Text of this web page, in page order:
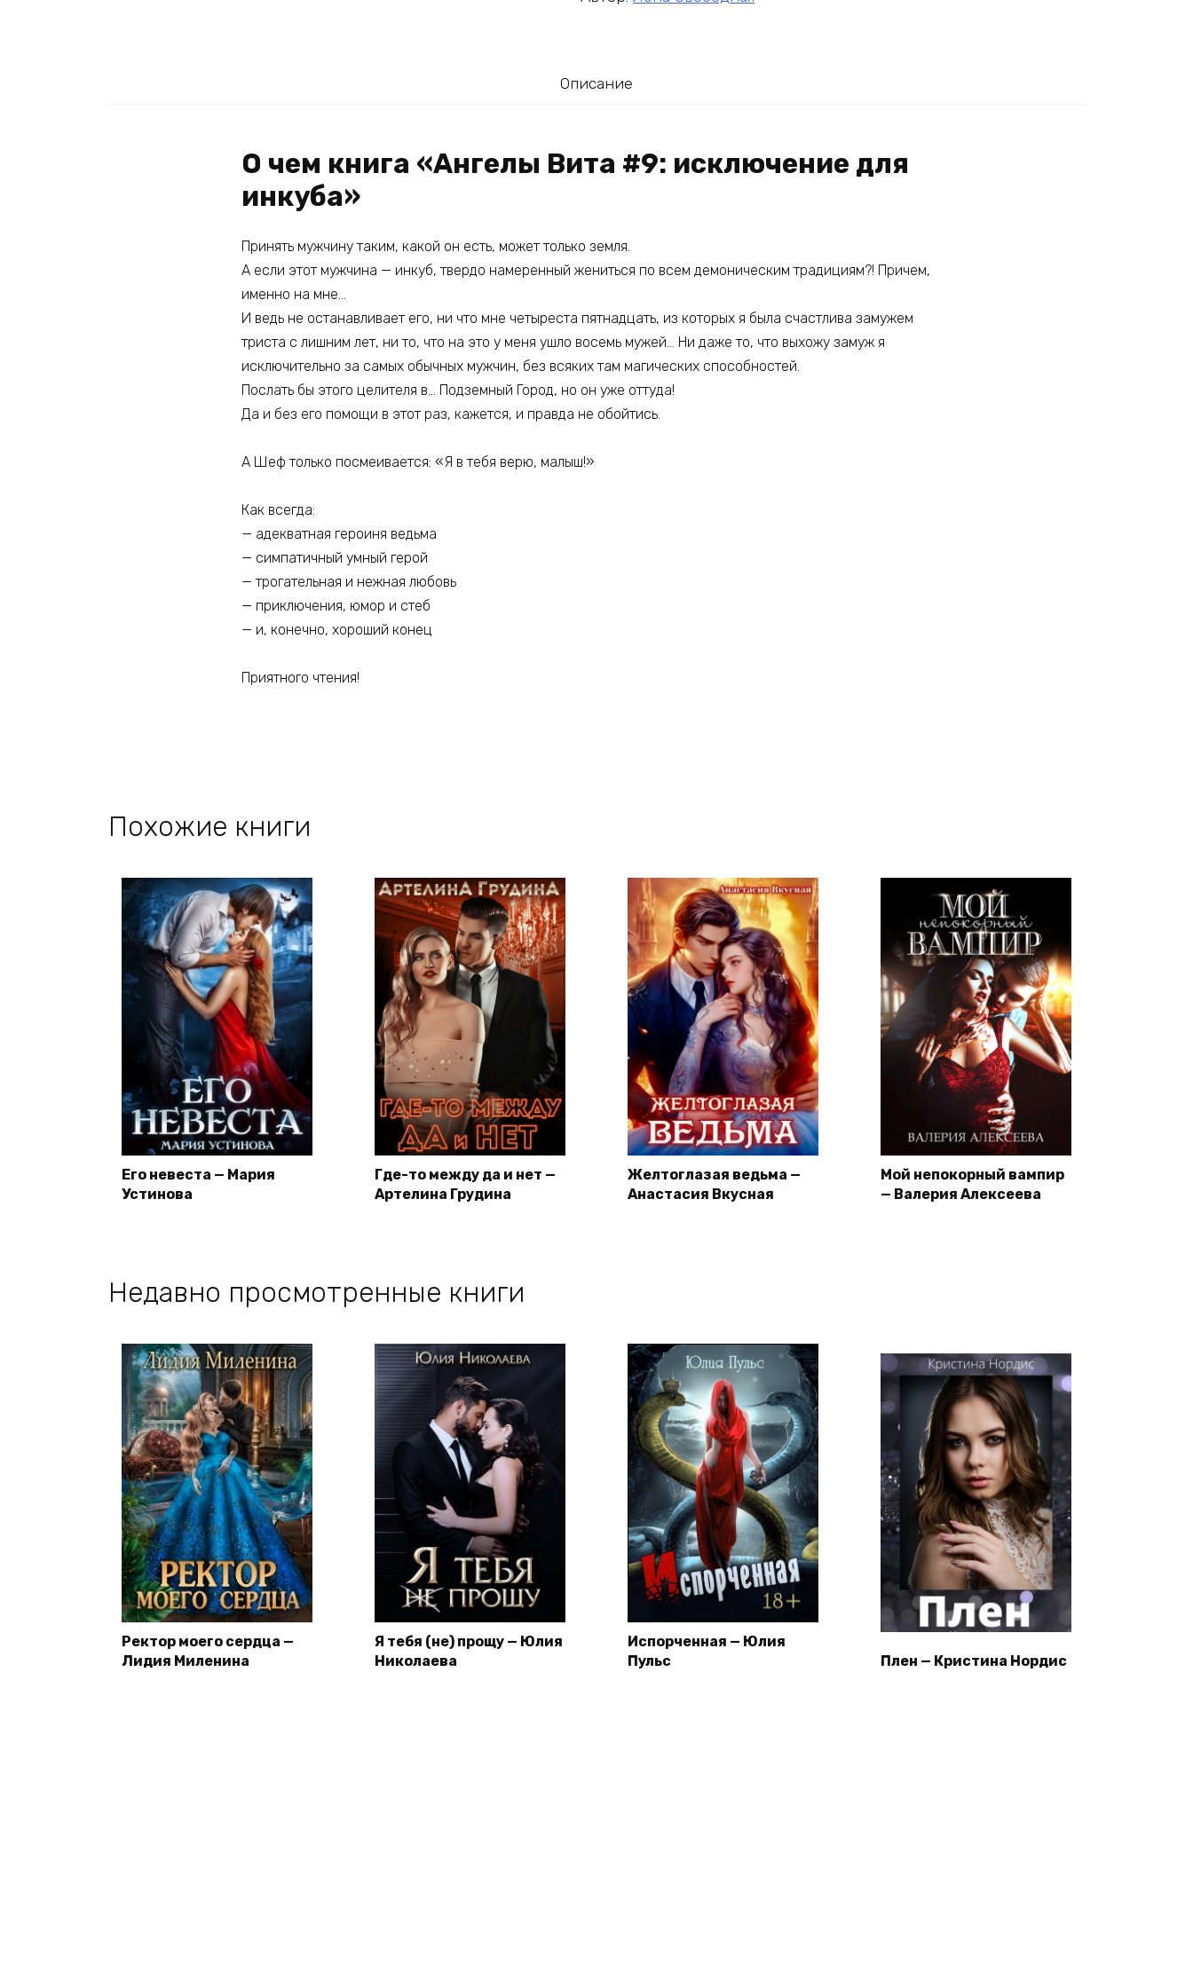
Описание
О чем книга «Ангелы Вита #9: исключение для
инкуба»
Принять мужчину таким, какой он есть, может только земля.
А если этот мужчина — инкуб, твердо намеренный жениться по всем демоническим традициям?! Причем,
именно на мне…
И ведь не останавливает его, ни что мне четыреста пятнадцать, из которых я была счастлива замужем
триста с лишним лет, ни то, что на это у меня ушло восемь мужей… Ни даже то, что выхожу замуж я
исключительно за самых обычных мужчин, без всяких там магических способностей.
Послать бы этого целителя в… Подземный Город, но он уже оттуда!
Да и без его помощи в этот раз, кажется, и правда не обойтись.
А Шеф только посмеивается: «Я в тебя верю, малыш!»
Как всегда:
— адекватная героиня ведьма
— симпатичный умный герой
— трогательная и нежная любовь
— приключения, юмор и стеб
— и, конечно, хороший конец
Приятного чтения!
Похожие книги
Его невеста — Мария
Устинова
Где-то между да и нет —
Артелина Грудина
Желтоглазая ведьма —
Анастасия Вкусная
Мой непокорный вампир
— Валерия Алексеева
Недавно просмотренные книги
Ректор моего сердца —
Лидия Миленина
Я тебя (не) прощу — Юлия
Николаева
Испорченная — Юлия
Пульс
Плен — Кристина Нордис